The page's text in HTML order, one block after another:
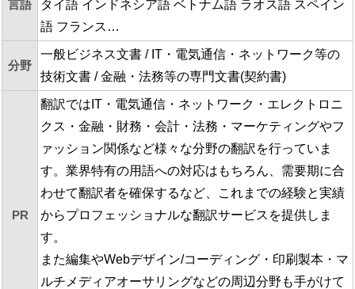
言語
タイ語 インドネシア語 ベトナム語 ラオス語 スペイン
語 フランス…
分野
一般ビジネス文書 / IT・電気通信・ネットワーク等の
技術文書 / 金融・法務等の専門文書(契約書)
PR
翻訳ではIT・電気通信・ネットワーク・エレクトロニ
クス・金融・財務・会計・法務・マーケティングやフ
ァッション関係など様々な分野の翻訳を行っていま
す。業界特有の用語への対応はもちろん、需要期に合
わせて翻訳者を確保するなど、これまでの経験と実績
からプロフェッショナルな翻訳サービスを提供しま
す。
また編集やWebデザイン/コーディング・印刷製本・マ
ルチメディアオーサリングなどの周辺分野も手がけて